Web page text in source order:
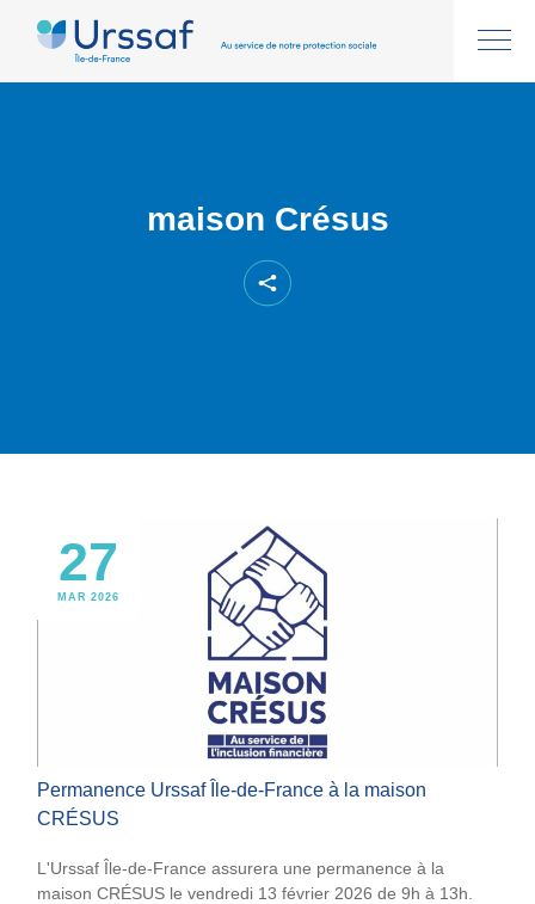
maison Crésus
27
MAR 2026
Permanence Urssaf Île-de-France à la maison
CRÉSUS
L'Urssaf Île-de-France assurera une permanence à la
maison CRÉSUS le vendredi 13 février 2026 de 9h à 13h.